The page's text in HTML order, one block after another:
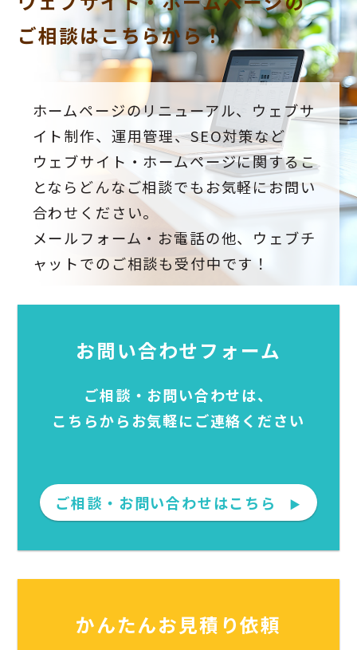
ご相談はこちらから！
ホームページのリニューアル、ウェブサ
イト制作、運用管理、SEO対策など
ウェブサイト・ホームページに関するこ
とならどんなご相談でもお気軽にお問い
合わせください。
メールフォーム・お電話の他、ウェブチ
ャットでのご相談も受付中です！
お問い合わせフォーム
ご相談・お問い合わせは、
こちらからお気軽にご連絡ください
ご相談・お問い合わせはこちら ▶
かんたんお見積り依頼